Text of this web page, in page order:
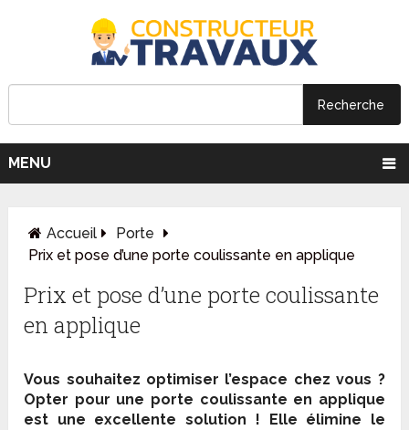
MENU
Accueil
Porte
Prix et pose d’une porte coulissante en applique
Prix et pose d’une porte coulissante
en applique
Vous souhaitez optimiser l’espace chez vous ?
Opter pour une porte coulissante en applique
est une excellente solution ! Elle élimine le